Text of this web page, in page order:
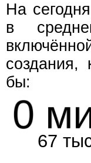
На
в
создания,
бы:
0
67